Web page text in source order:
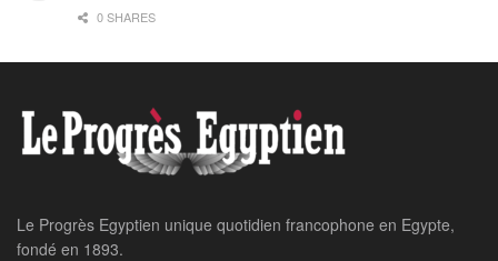
0 SHARES
Le Progrès Egyptien unique quotidien francophone en Egypte,
fondé en 1893.